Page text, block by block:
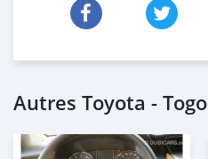
Autres Toyota - Togo